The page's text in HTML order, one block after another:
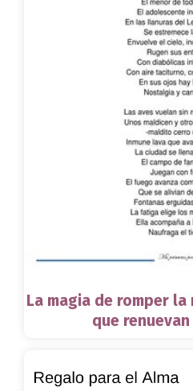
La magia de romper
que